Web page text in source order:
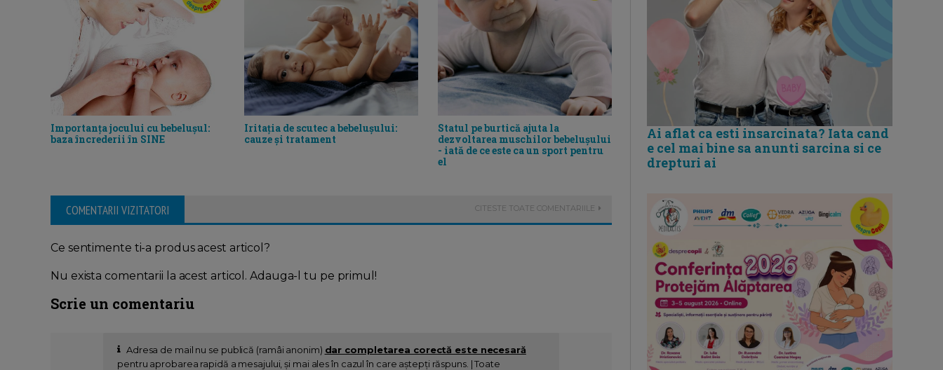
Importanța jocului cu bebelușul:
baza încrederii în SINE
Iritația de scutec a bebelușului:
cauze și tratament
Statul pe burtică ajuta la
dezvoltarea muschilor bebelușului
- iată de ce este ca un sport pentru
el
Bebelușul gras: când trebuie să ne
ingrijorăm - sfatul medicului
pediatru
COMENTARII VIZITATORI CITESTE TOATE COMENTARIILE
Ce sentimente ti-a produs acest articol?
Nu exista comentarii la acest articol. Adauga-l tu pe primul!
Scrie un comentariu
Adresa de mail nu se publică (ramâi anonim) dar completarea corectă este necesară
pentru aprobarea rapidă a mesajului, și mai ales în cazul în care aștepți răspuns. | Toate
Ai aflat ca esti insarcinata? Iata cand
e cel mai bine sa anunti sarcina si ce
drepturi ai